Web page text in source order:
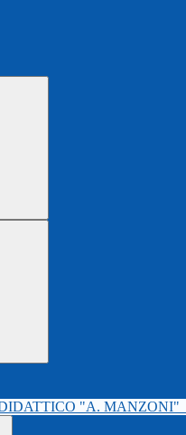
"A. MANZONI"